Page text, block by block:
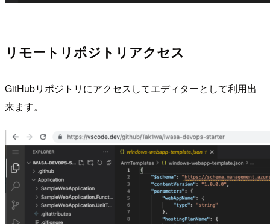
リモートリポジトリアクセス
GitHubリポジトリにアクセスしてエディターとして利用出
来ます。